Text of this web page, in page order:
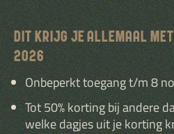
DIT KRIJG JE ALLEMAAL
2026
Onbeperkt toegang t/m 8
Tot 50% korting bij andere
welke dagjes uit je korting